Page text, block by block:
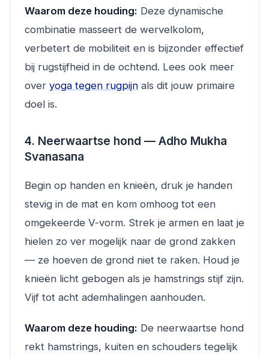
Waarom deze houding: Deze dynamische
combinatie masseert de wervelkolom,
verbetert de mobiliteit en is bijzonder effectief
bij rugstijfheid in de ochtend. Lees ook meer
over yoga tegen rugpijn als dit jouw primaire
doel is.
4. Neerwaartse hond — Adho Mukha
Svanasana
Begin op handen en knieën, druk je handen
stevig in de mat en kom omhoog tot een
omgekeerde V-vorm. Strek je armen en laat je
hielen zo ver mogelijk naar de grond zakken
— ze hoeven de grond niet te raken. Houd je
knieën licht gebogen als je hamstrings stijf zijn.
Vijf tot acht ademhalingen aanhouden.
Waarom deze houding: De neerwaartse hond
rekt hamstrings, kuiten en schouders tegelijk